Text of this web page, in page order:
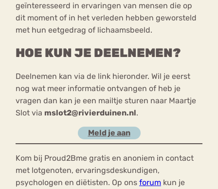
geïnteresseerd in ervaringen van mensen die op
dit moment of in het verleden hebben geworsteld
met hun eetgedrag of lichaamsbeeld.
HOE KUN JE DEELNEMEN?
Deelnemen kan via de link hieronder. Wil je eerst
nog wat meer informatie ontvangen of heb je
vragen dan kan je een mailtje sturen naar Maartje
Slot via mslot2@rivierduinen.nl.
Meld je aan
Kom bij Proud2Bme gratis en anoniem in contact
met lotgenoten, ervaringsdeskundigen,
psychologen en diëtisten. Op ons forum kun je